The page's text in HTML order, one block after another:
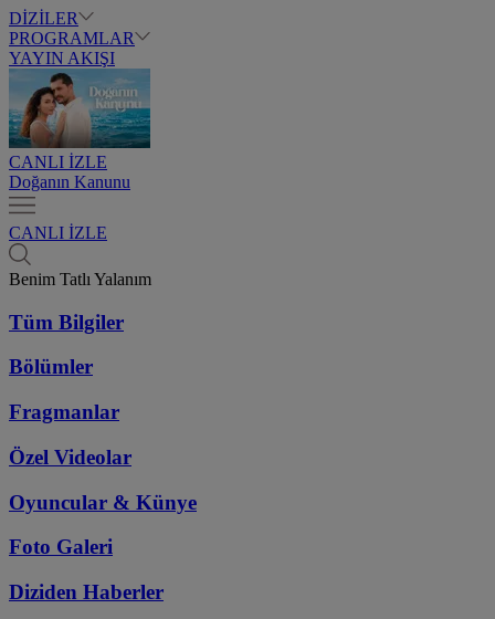
DİZİLER
PROGRAMLAR
YAYIN AKIŞI
CANLI İZLE
Doğanın Kanunu
CANLI İZLE
Benim Tatlı Yalanım
Tüm Bilgiler
Bölümler
Fragmanlar
Özel Videolar
Oyuncular & Künye
Foto Galeri
Diziden Haberler